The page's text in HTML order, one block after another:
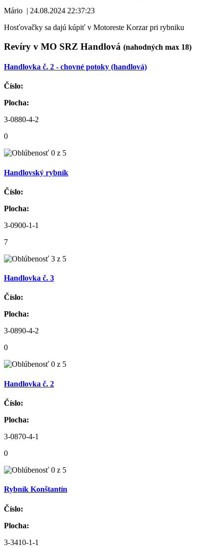
Mário | 24.08.2024 22:37:23
Hosťovačky sa dajú kúpiť v Motoreste Korzar pri rybniku
Revíry v MO SRZ Handlová (nahodných max 18)
Handlovka č. 2 - chovné potoky (handlová)
Číslo:
Plocha:
3-0880-4-2
0
Handlovský rybník
Číslo:
Plocha:
3-0900-1-1
7
Handlovka č. 3
Číslo:
Plocha:
3-0890-4-2
0
Handlovka č. 2
Číslo:
Plocha:
3-0870-4-1
0
Rybník Konštantín
Číslo:
Plocha:
3-3410-1-1